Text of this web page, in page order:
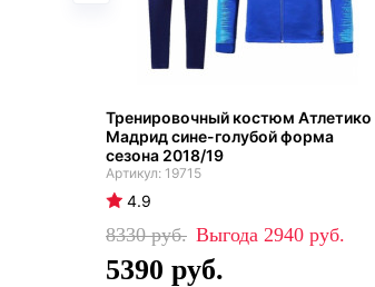
Тренировочный костюм Атлетико
Мадрид сине-голубой форма
сезона 2018/19
19715
4.9
8330 2940
5390